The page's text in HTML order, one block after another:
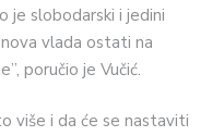
je slobodarski i jedini
vlada ostati na
poručio je Vučić.
više i da će se nastaviti